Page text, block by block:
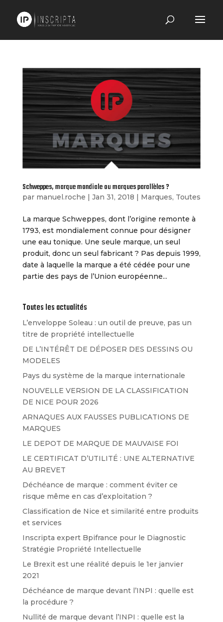
Schweppes, marque mondiale ou marques parallèles ?
par manuel.roche | Jan 31, 2018 | Marques, Toutes
La marque Schweppes, dont l’origine remonte à
1793, est mondialement connue pour désigner
une eau tonique. Une seule marque, un seul
produit, donc un seul fabricant ? Pas depuis 1999,
date à laquelle la marque a été cédée pour une
partie des pays de l’Union européenne...
Toutes les actualités
L’enveloppe Soleau : un outil de preuve, pas un
titre de propriété intellectuelle
DE L’INTÉRÊT DE DÉPOSER DES DESSINS OU
MODELES
Pays du système de la marque internationale
NOUVELLE VERSION DE LA CLASSIFICATION
DE NICE POUR 2026
ARNAQUES AUX FAUSSES PUBLICATIONS DE
MARQUES
LE DEPOT DE MARQUE DE MAUVAISE FOI
LE CERTIFICAT D’UTILITÉ : UNE ALTERNATIVE
AU BREVET
Déchéance de marque : comment éviter ce
risque même en cas d’exploitation ?
Classification de Nice et similarité entre produits
et services
Inscripta expert Bpifrance pour le Diagnostic
Stratégie Propriété Intellectuelle
Le Brexit est une réalité depuis le 1er janvier
2021
Déchéance de marque devant l’INPI : quelle est
la procédure ?
Nullité de marque devant l’INPI : quelle est la